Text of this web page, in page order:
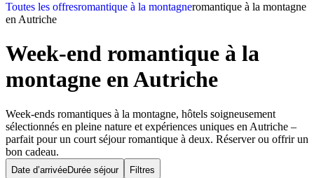
Toutes les offresromantique à la montagneromantique à la montagne
en Autriche
Week-end romantique à la
montagne en Autriche
Week-ends romantiques à la montagne, hôtels soigneusement
sélectionnés en pleine nature et expériences uniques en Autriche –
parfait pour un court séjour romantique à deux. Réserver ou offrir un
bon cadeau.
Date d’arrivéeDurée séjour Filtres